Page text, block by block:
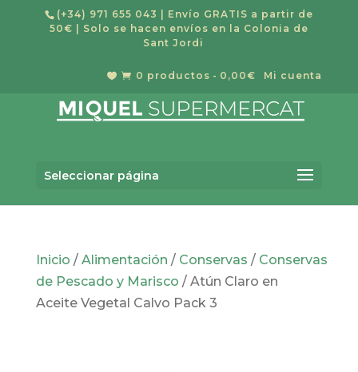
(+34) 971 655 043
| Envío GRATIS a partir de
50€ | Solo se hacen envíos en la Colonia de
Sant Jordi
Mi cuenta
  0 productos 0,00€
Seleccionar página
de
productos
Inicio / Alimentación / Conservas / Conservas
de Pescado y Marisco / Atún Claro en
Aceite Vegetal Calvo Pack 3